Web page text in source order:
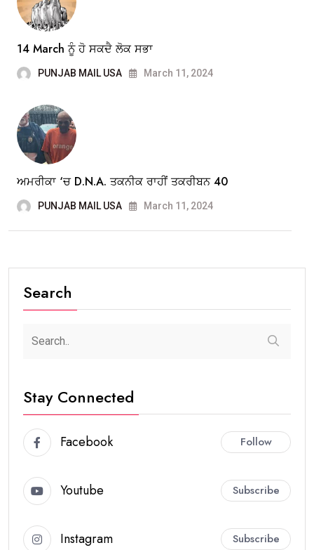
14 March ਨੂੰ ਹੋ ਸਕਦੈ ਲੋਕ ਸਭਾ
PUNJAB MAIL USA March 11, 2024
ਅਮਰੀਕਾ ‘ਚ D.N.A. ਤਕਨੀਕ ਰਾਹੀਂ ਤਕਰੀਬਨ 40
PUNJAB MAIL USA March 11, 2024
Search
Stay Connected
Facebook Follow
Youtube Subscribe
Instagram Subscribe